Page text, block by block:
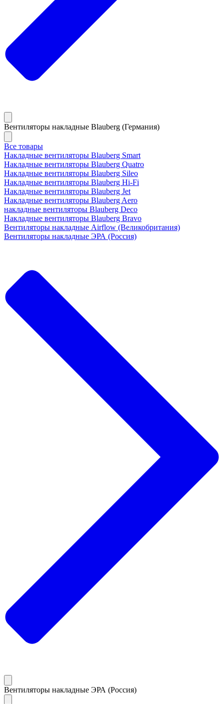
Вентиляторы накладные Blauberg (Германия)
Все товары
Накладные вентиляторы Blauberg Smart
Накладные вентиляторы Blauberg Quatro
Накладные вентиляторы Blauberg Sileo
Накладные вентиляторы Blauberg Hi-Fi
Накладные вентиляторы Blauberg Jet
Накладные вентиляторы Blauberg Aero
накладные вентиляторы Blauberg Deco
Накладные вентиляторы Blauberg Bravo
Вентиляторы накладные Airflow (Великобритания)
Вентиляторы накладные ЭРА (Россия)
Вентиляторы накладные ЭРА (Россия)